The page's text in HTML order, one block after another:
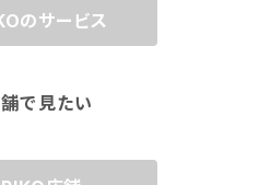
の花嫁さまやゲストの皆様。また舞
プロの方々にコスチュームジュエ
級のクリスタルガラスを使っている
てある、ジュエリー仕様の特殊仕上
などのさまざまなアイテムに着け
ただけます。 ワンちゃん好きな方へ
：15㎝ チャーム部分のみ：約タテ3.
のサービス
で見たい